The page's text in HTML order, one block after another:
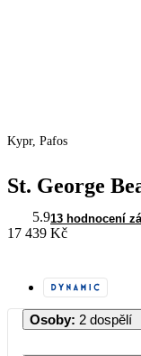
Kypr, Pafos
St. George
5.913 hodnocení
17 439 Kč
Osoby: 2 dospělí